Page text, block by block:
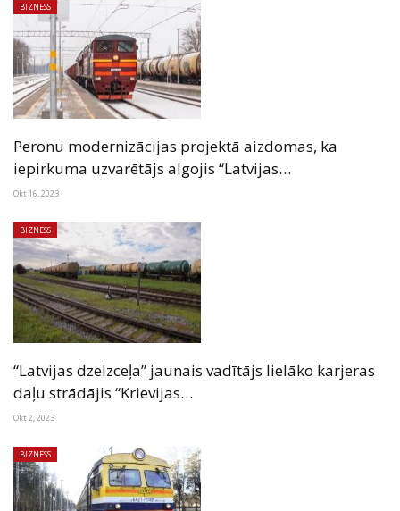
BIZNESS
Peronu modernizācijas projektā aizdomas, ka
iepirkuma uzvarētājs algojis “Latvijas…
Okt 16, 2023
BIZNESS
“Latvijas dzelzceļa” jaunais vadītājs lielāko karjeras
daļu strādājis “Krievijas…
Okt 2, 2023
BIZNESS